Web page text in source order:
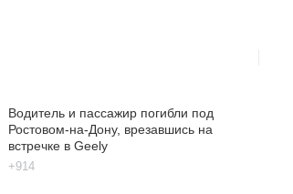
Водитель и пассажир погибли под
Ростовом-на-Дону, врезавшись на
встречке в Geely
+914